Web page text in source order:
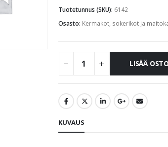
Tuotetunnus (SKU): 6142
Osasto: Kermakot, sokerikot ja
LISÄÄ
KUVAUS